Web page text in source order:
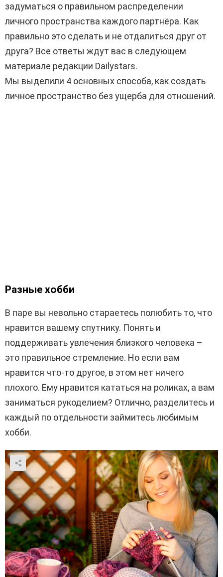
задуматься о правильном распределении
личного пространства каждого партнёра. Как
правильно это сделать и не отдалиться друг от
друга? Все ответы ждут вас в следующем
материале редакции Dailystars.
Мы выделили 4 основных способа, как создать
личное пространство без ущерба для отношений.
Разные хобби
В паре вы невольно стараетесь полюбить то, что
нравится вашему спутнику. Понять и
поддерживать увлечения близкого человека –
это правильное стремление. Но если вам
нравится что-то другое, в этом нет ничего
плохого. Ему нравится кататься на роликах, а вам
заниматься рукоделием? Отлично, разделитесь и
каждый по отдельности займитесь любимым
хобби.